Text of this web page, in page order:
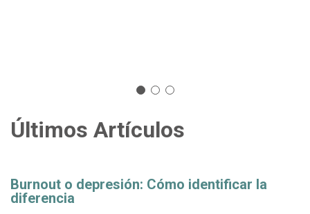
Últimos Artículos
Burnout o depresión: Cómo identificar la
diferencia